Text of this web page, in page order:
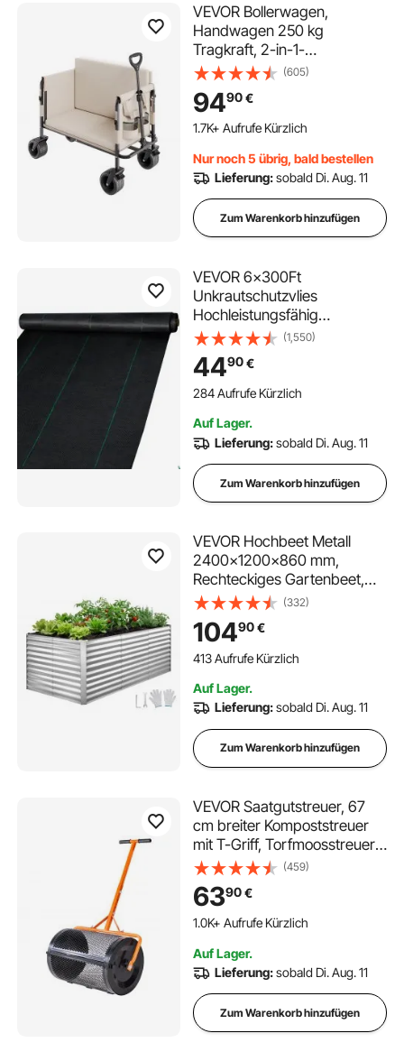
VEVOR Bollerwagen,
Handwagen 250 kg
Tragkraft, 2-in-1-
Klappwagen, umwandelbar
in eine Bank,
Mehrzweckwagen mit
verstellbarem Griff, Outdoor-
Lebensmitteleinkauf,
Camping, Gartenarbeit
(605)
9490€
1.7K+ Aufrufe Kürzlich
Nur noch 5 übrig, bald bestellen
Lieferung:sobald Di. Aug. 11
Zum Warenkorb hinzufügen
VEVOR 6x300Ft
Unkrautschutzvlies
Hochleistungsfähig
Unkrautvlies Gartenvlies
Reißfest
(1,550)
4490€
284 Aufrufe Kürzlich
Auf Lager.
Lieferung:sobald Di. Aug. 11
Zum Warenkorb hinzufügen
VEVOR Hochbeet Metall
2400x1200x860 mm,
Rechteckiges Gartenbeet,
Pflanzkasten-Set für den
Außenbereich, Gemüsebeet
mit Handschuhen,
Blumenbeet Bodenlos,
Gemüse, Silber
(332)
10490€
413 Aufrufe Kürzlich
Auf Lager.
Lieferung:sobald Di. Aug. 11
Zum Warenkorb hinzufügen
VEVOR Saatgutstreuer, 67
cm breiter Kompoststreuer
mit T-Griff, Torfmoosstreuer
3 Höhen verstellbar,
pulverbeschichteter
Gartenstreuer aus Stahl,
robuster Düngestreuer zum
(459)
6390€
1.0K+ Aufrufe Kürzlich
Auf Lager.
Lieferung:sobald Di. Aug. 11
Zum Warenkorb hinzufügen